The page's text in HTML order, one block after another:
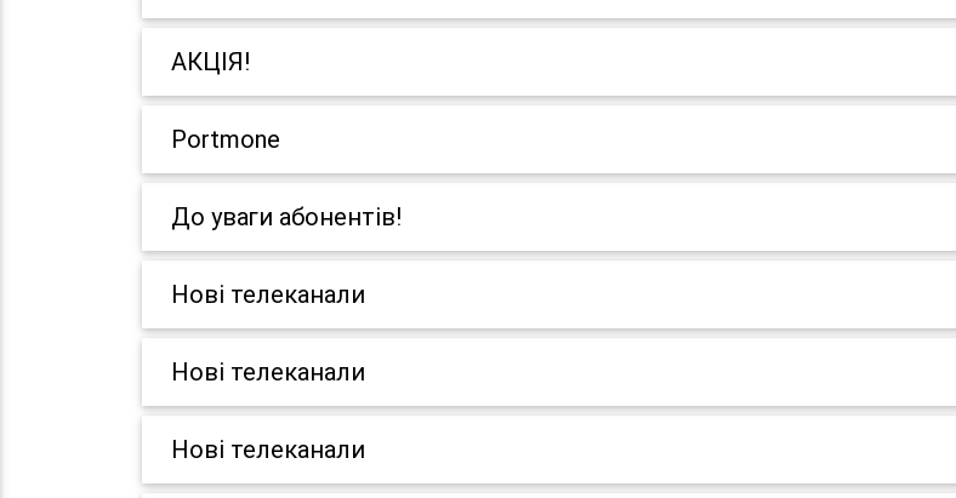
АКЦІЯ!
Portmone
До уваги абонентів!
Нові телеканали
Нові телеканали
Нові телеканали